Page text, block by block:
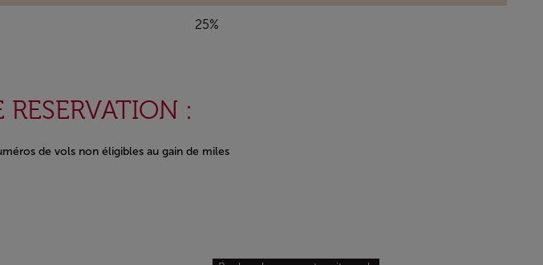
25%
:
de vols non éligibles au gain de miles